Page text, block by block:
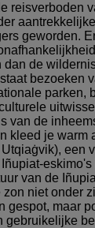
reisverboden
geworden.
de
bezoeken
parken,
van de
kleed je warm
een
van de
niet onder
gespot, maar
gebruikelijke